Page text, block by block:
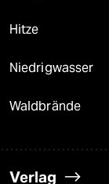
Hitze
Niedrigwasser
Waldbrände
Verlag